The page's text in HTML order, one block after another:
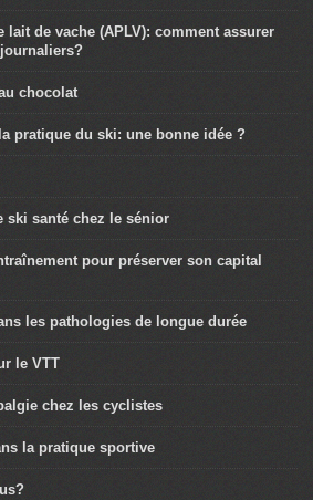
lait de vache (APLV): comment assurer
chocolat
pratique du ski: une bonne idée ?
ski santé chez le sénior
pour préserver son capital
les pathologies de longue durée
le VTT
chez les cyclistes
la pratique sportive